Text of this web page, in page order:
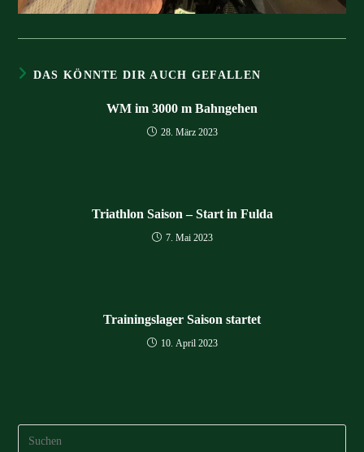
DAS KÖNNTE DIR AUCH GEFALLEN
WM im 3000 m Bahngehen
28. März 2023
Triathlon Saison – Start in Fulda
7. Mai 2023
Trainingslager Saison startet
10. April 2023